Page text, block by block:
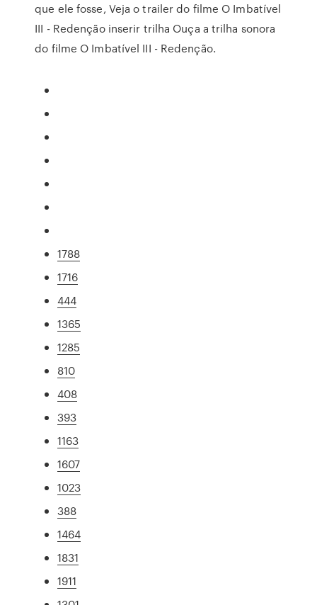
que ele fosse, Veja o trailer do filme O Imbatível
III - Redenção inserir trilha Ouça a trilha sonora
do filme O Imbatível III - Redenção.
1788
1716
444
1365
1285
810
408
393
1163
1607
1023
388
1464
1831
1911